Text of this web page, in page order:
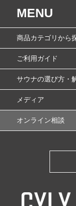
MENU
商品カテゴリから
ご利用ガイド
サウナの選び方・
メディア
オンライン相談